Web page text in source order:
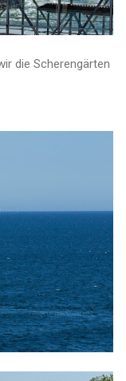
die Scherengärten